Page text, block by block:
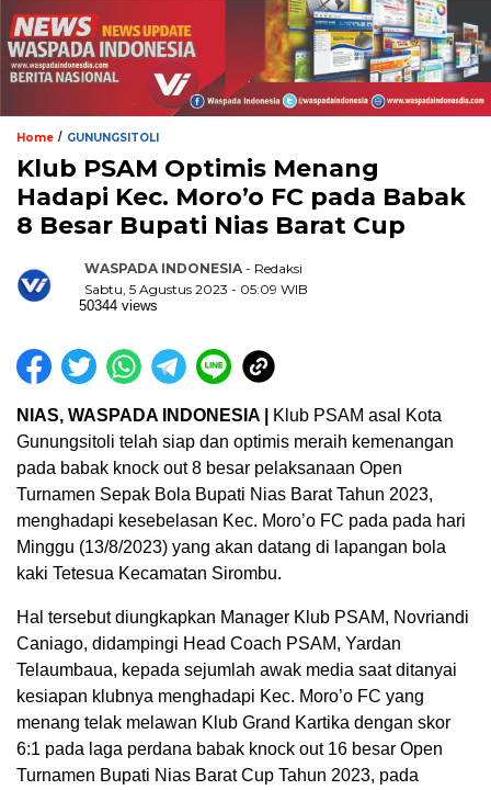
Home / GUNUNGSITOLI
Klub PSAM Optimis Menang
Hadapi Kec. Moro’o FC pada Babak
8 Besar Bupati Nias Barat Cup
WASPADA INDONESIA - Redaksi
Sabtu, 5 Agustus 2023 - 05:09 WIB
50344 views
NIAS, WASPADA INDONESIA |
Klub PSAM asal Kota
Gunungsitoli telah siap dan optimis meraih kemenangan
pada babak knock out 8 besar pelaksanaan Open
Turnamen Sepak Bola Bupati Nias Barat Tahun 2023,
menghadapi kesebelasan Kec. Moro’o FC pada pada hari
Minggu (13/8/2023) yang akan datang di lapangan bola
kaki Tetesua Kecamatan Sirombu.
Hal tersebut diungkapkan Manager Klub PSAM, Novriandi
Caniago, didampingi Head Coach PSAM, Yardan
Telaumbaua, kepada sejumlah awak media saat ditanyai
kesiapan klubnya menghadapi Kec. Moro’o FC yang
menang telak melawan Klub Grand Kartika dengan skor
6:1 pada laga perdana babak knock out 16 besar Open
Turnamen Bupati Nias Barat Cup Tahun 2023, pada